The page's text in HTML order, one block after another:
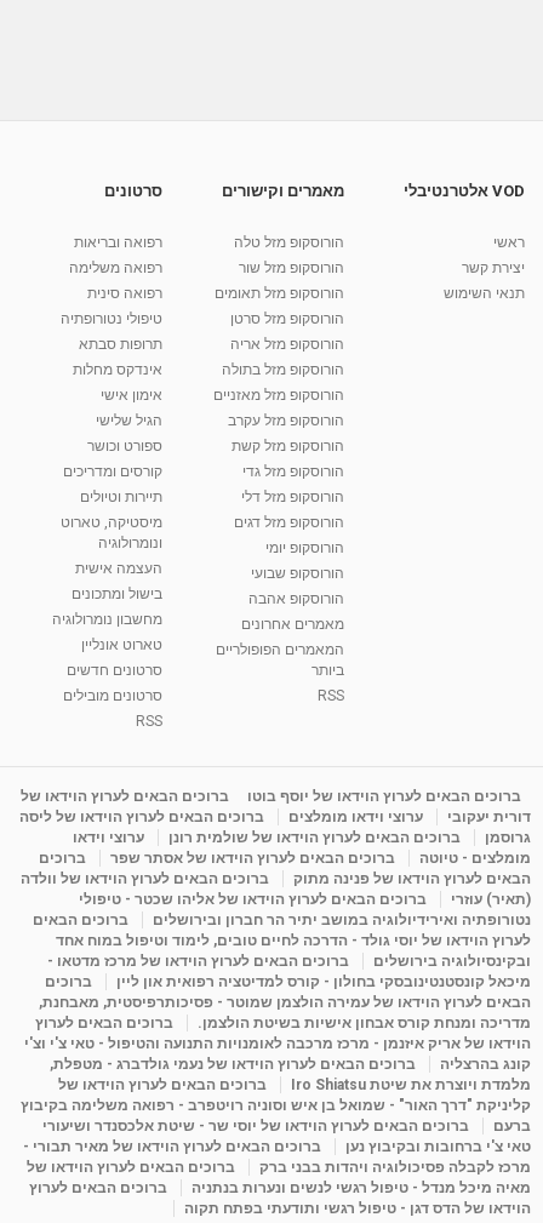
מאת
10:17
קרין גורן - העוגה המתגלצ’ת ללא קמח
38.5k צפיות
01:37
יוסי שר - מתמחה בשיטת אלכסנדר וטאי צ'י
2,734 צפיות
01:46
רנה רז-גילו -טיפול אנרגטי ויעוץ רוחני - נומרולוגית
2,310 צפיות
05:37
סודות בתאריך הלידה, משמעות חודש הלידה -
ינואר זינה ליבשיץ נומרולוגית
ליסה גרוסמן - המרכז לאימון התנהגותי - קשב
09:12
מדיטציה בדמיון מודרך - היכרות עם האני הפנימי
מאת admin 11 שנים 3,644 צפיות
פנינה מתוק - מרכז "נתיב הלב" בהרצליה-
מדיטציה-התחדשות
Shahar-vod
VOD אלטרנטיבלי
ראשי
יצירת קשר
תנאי השימוש
מאמרים וקישורים
הורוסקופ מזל טלה
הורוסקופ מזל שור
הורוסקופ מזל תאומים
הורוסקופ מזל סרטן
הורוסקופ מזל אריה
הורוסקופ מזל בתולה
הורוסקופ מזל מאזניים
הורוסקופ מזל עקרב
הורוסקופ מזל קשת
הורוסקופ מזל גדי
הורוסקופ מזל דלי
הורוסקופ מזל דגים
הורוסקופ יומי
הורוסקופ שבועי
הורוסקופ אהבה
מאמרים אחרונים
המאמרים הפופולריים
ביותר
RSS
סרטונים
רפואה ובריאות
רפואה משלימה
רפואה סינית
טיפולי נטורופתיה
תרופות סבתא
אינדקס מחלות
אימון אישי
הגיל שלישי
ספורט וכושר
קורסים ומדריכים
תיירות וטיולים
מיסטיקה, טארוט
ונומרולוגיה
העצמה אישית
בישול ומתכונים
מחשבון נומרולוגיה
טארוט אונליין
סרטונים חדשים
סרטונים מובילים
RSS
ברוכים הבאים לערוץ הוידאו של יוסף בוטו
ברוכים הבאים לערוץ הוידאו של
דורית יעקובי
ערוצי וידאו מומלצים
ברוכים הבאים לערוץ הוידאו של ליסה
גרוסמן
ברוכים הבאים לערוץ הוידאו של שולמית רונן
ערוצי וידאו
מומלצים - טיוטה
ברוכים הבאים לערוץ הוידאו של אסתר שפר
ברוכים
הבאים לערוץ הוידאו של פנינה מתוק
ברוכים הבאים לערוץ הוידאו של וולדה
(תאיר) עוזרי
ברוכים הבאים לערוץ הוידאו של אליהו שכטר - טיפולי
נטורופתיה ואירידיולוגיה במושב יתיר הר חברון ובירושלים
ברוכים הבאים
לערוץ הוידאו של יוסי גולד - הדרכה לחיים טובים, לימוד וטיפול במוח אחד
ובקינסיולוגיה בירושלים
ברוכים הבאים לערוץ הוידאו של מרכז מדטאו -
מיכאל קונסטנטינובסקי בחולון - קורס למדיטציה רפואית און ליין
ברוכים
הבאים לערוץ הוידאו של עמירה הולצמן שמוטר - פסיכותרפיסטית, מאבחנת,
מדריכה ומנחת קורס אבחון אישיות בשיטת הולצמן.
ברוכים הבאים לערוץ
הוידאו של אריק איזנמן - מרכז מרכבה לאומנויות התנועה והטיפול - טאי צ'י וצ'י
קונג בהרצליה
ברוכים הבאים לערוץ הוידאו של נעמי גולדברג - מטפלת,
מלמדת ויוצרת את שיטת Iro Shiatsu
ברוכים הבאים לערוץ הוידאו של
קליניקת "דרך האור" - שמואל בן איש וסוניה רויטפרב - רפואה משלימה בקיבוץ
ברעם
ברוכים הבאים לערוץ הוידאו של יוסי שר - שיטת אלכסנדר ושיעורי
טאי צ'י ברחובות ובקיבוץ נען
ברוכים הבאים לערוץ הוידאו של מאיר תבורי -
מרכז לקבלה פסיכולוגיה ויהדות בבני ברק
ברוכים הבאים לערוץ הוידאו של
מאיה מיכל מנדל - טיפול רגשי לנשים ונערות בנתניה
ברוכים הבאים לערוץ
הוידאו של הדס דגן - טיפול רגשי ותודעתי בפתח תקוה